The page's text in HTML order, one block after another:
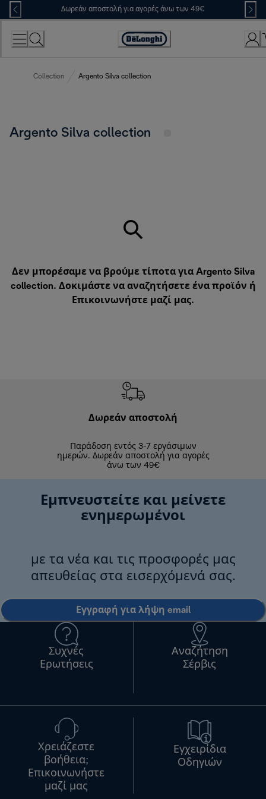
Skip
to
Content
Δωρεάν αποστολή για αγορές άνω των 49€
Accessibility
Collection Argento Silva collection
Argento Silva collection
Δεν μπορέσαμε να βρούμε τίποτα για Argento Silva
collection. Δοκιμάστε να αναζητήσετε ένα προϊόν ή
Επικοινωνήστε μαζί μας.
Δωρεάν αποστολή
Παράδοση εντός 3-7 εργάσιμων
ημερών. Δωρεάν αποστολή για αγορές
άνω των 49€
Εμπνευστείτε και μείνετε
ενημερωμένοι
με τα νέα και τις προσφορές μας
απευθείας στα εισερχόμενά σας.
Εγγραφή για λήψη email
Συχνές
Ερωτήσεις
Αναζήτηση
Σέρβις
Χρειάζεστε
βοήθεια;
Επικοινωνήστε
μαζί μας
Εγχειρίδια
Οδηγιών